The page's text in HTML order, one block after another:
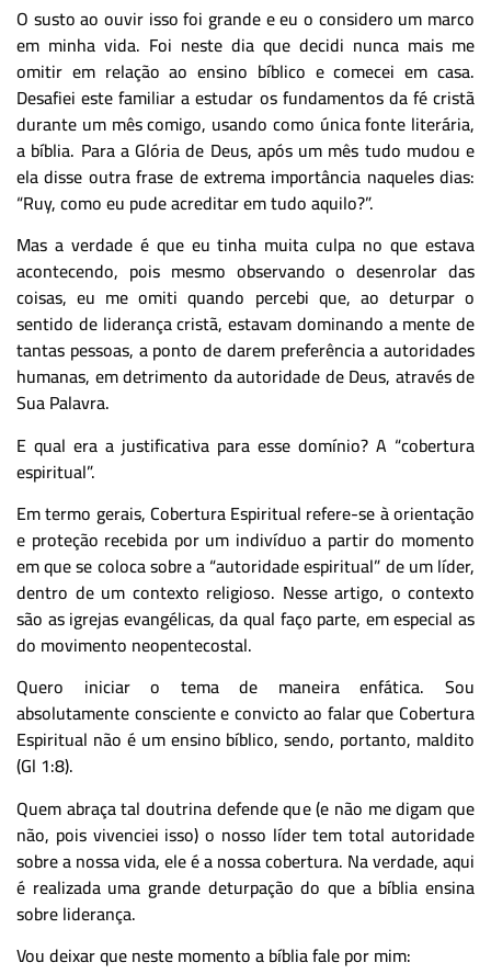
O susto ao ouvir isso foi grande e eu o considero um marco
em minha vida. Foi neste dia que decidi nunca mais me
omitir em relação ao ensino bíblico e comecei em casa.
Desafiei este familiar a estudar os fundamentos da fé cristã
durante um mês comigo, usando como única fonte literária,
a bíblia. Para a Glória de Deus, após um mês tudo mudou e
ela disse outra frase de extrema importância naqueles dias:
“Ruy, como eu pude acreditar em tudo aquilo?”.
Mas a verdade é que eu tinha muita culpa no que estava
acontecendo, pois mesmo observando o desenrolar das
coisas, eu me omiti quando percebi que, ao deturpar o
sentido de liderança cristã, estavam dominando a mente de
tantas pessoas, a ponto de darem preferência a autoridades
humanas, em detrimento da autoridade de Deus, através de
Sua Palavra.
E qual era a justificativa para esse domínio? A “cobertura
espiritual”.
Em termo gerais, Cobertura Espiritual refere-se à orientação
e proteção recebida por um indivíduo a partir do momento
em que se coloca sobre a “autoridade espiritual” de um líder,
dentro de um contexto religioso. Nesse artigo, o contexto
são as igrejas evangélicas, da qual faço parte, em especial as
do movimento neopentecostal.
Quero iniciar o tema de maneira enfática. Sou
absolutamente consciente e convicto ao falar que Cobertura
Espiritual não é um ensino bíblico, sendo, portanto, maldito
(Gl 1:8).
Quem abraça tal doutrina defende que (e não me digam que
não, pois vivenciei isso) o nosso líder tem total autoridade
sobre a nossa vida, ele é a nossa cobertura. Na verdade, aqui
é realizada uma grande deturpação do que a bíblia ensina
sobre liderança.
Vou deixar que neste momento a bíblia fale por mim: